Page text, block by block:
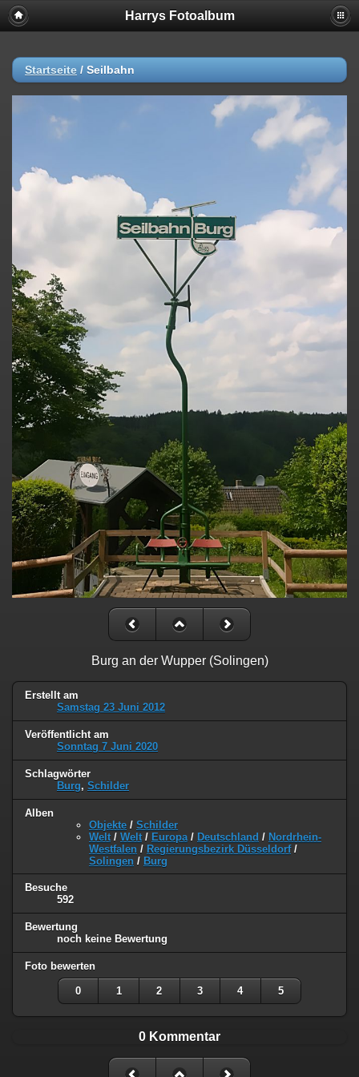
Harrys Fotoalbum
Startseite / Seilbahn
Burg an der Wupper (Solingen)
Erstellt am
Samstag 23 Juni 2012
Veröffentlicht am
Sonntag 7 Juni 2020
Schlagwörter
Burg, Schilder
Alben
Objekte / Schilder
Welt / Welt / Europa / Deutschland / Nordrhein-
Westfalen / Regierungsbezirk Düsseldorf/
Solingen / Burg
Besuche
592
Bewertung
noch keine Bewertung
Foto bewerten
0 1 2 3 4 5
0 Kommentar